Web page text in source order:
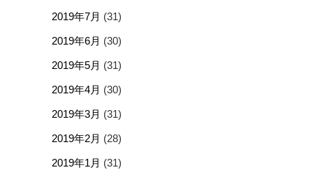
2019年7月 (31)
2019年6月 (30)
2019年5月 (31)
2019年4月 (30)
2019年3月 (31)
2019年2月 (28)
2019年1月 (31)